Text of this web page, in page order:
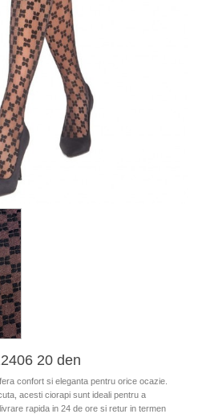
20 den
confort si eleganta pentru orice ocazie.
acesti ciorapi sunt ideali pentru a
rapida in 24 de ore si retur in termen